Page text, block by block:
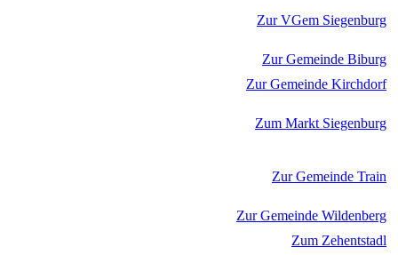
Zur VGem Siegenburg
Zur Gemeinde Biburg
Zur Gemeinde Kirchdorf
Zum Markt Siegenburg
Zur Gemeinde Train
Zur Gemeinde Wildenberg
Zum Zehentstadl